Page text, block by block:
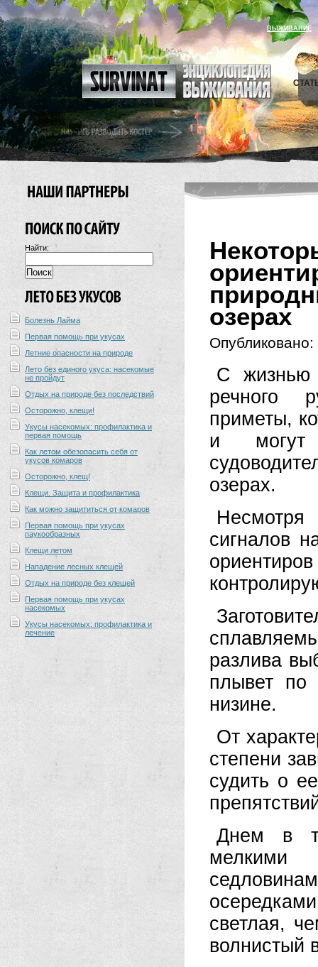
ВЫЖИВАНИЕ
Найти:
Болезнь Лайма
Первая помощь при укусах
Летние опасности на природе
Лето без единого укуса: насекомые
не пройдут
Отдых на природе без последствий
Осторожно, клещи!
Укусы насекомых: профилактика и
первая помощь
Как летом обезопасить себя от
укусов комаров
Осторожно, клещ!
Клещи. Защита и профилактика
Как можно защититься от комаров
Первая помощь при укусах
паукообразных
Клещи летом
Нападение лесных клещей
Отдых на природе без клещей
Первая помощь при укусах
насекомых
Укусы насекомых: профилактика и
лечение
озерах
Опубликовано:
С жизнью
речного
приметы,
и могут
озерах.
Несмотря
сигналов
разлива
плывет по
низине.
От
степени
судить о
Днем в
мелкими
светлая,
волнистый